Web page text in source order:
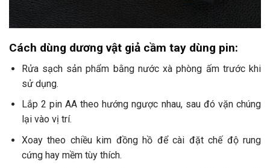
Cách dùng dương vật giả cầm tay dùng pin:
Rửa sạch sản phẩm bằng nước xà phòng ấm trước khi
sử dụng.
Lắp 2 pin AA theo hướng ngược nhau, sau đó vặn chúng
lại vào vị trí.
Xoay theo chiều kim đồng hồ để cài đặt chế độ rung
cứng hay mềm tùy thích.